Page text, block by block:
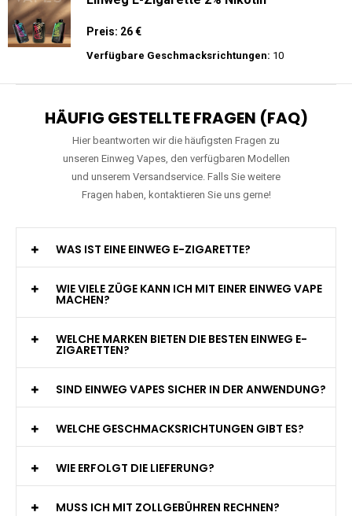
Preis: 26 €
Verfügbare Geschmacksrichtungen: 10
HÄUFIG GESTELLTE FRAGEN (FAQ)
Hier beantworten wir die häufigsten Fragen zu
unseren Einweg Vapes, den verfügbaren Modellen
und unserem Versandservice. Falls Sie weitere
Fragen haben, kontaktieren Sie uns gerne!
WAS IST EINE EINWEG E-ZIGARETTE?
WIE VIELE ZÜGE KANN ICH MIT EINER EINWEG VAPE
MACHEN?
WELCHE MARKEN BIETEN DIE BESTEN EINWEG E-
ZIGARETTEN?
SIND EINWEG VAPES SICHER IN DER ANWENDUNG?
WELCHE GESCHMACKSRICHTUNGEN GIBT ES?
WIE ERFOLGT DIE LIEFERUNG?
MUSS ICH MIT ZOLLGEBÜHREN RECHNEN?